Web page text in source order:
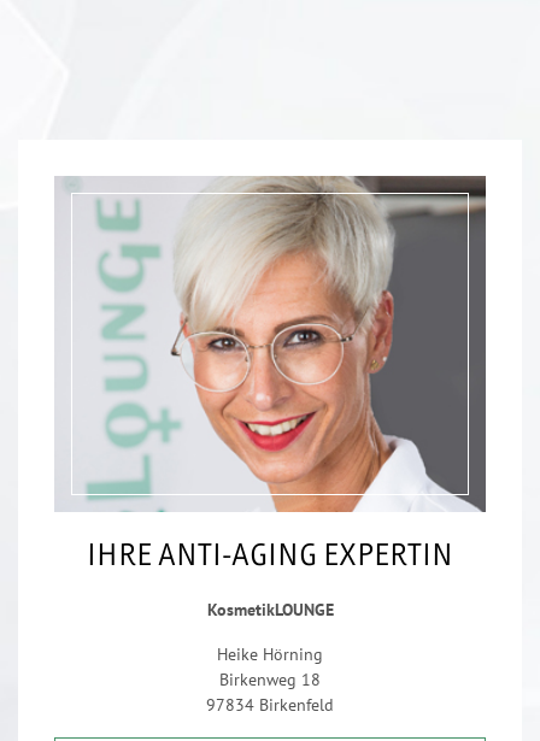
IHRE ANTI-AGING EXPERTIN
KosmetikLOUNGE
Heike Hörning
Birkenweg 18
97834 Birkenfeld